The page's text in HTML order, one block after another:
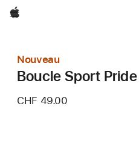
Apple
Nouveau
Boucle Sport
CHF 49.00